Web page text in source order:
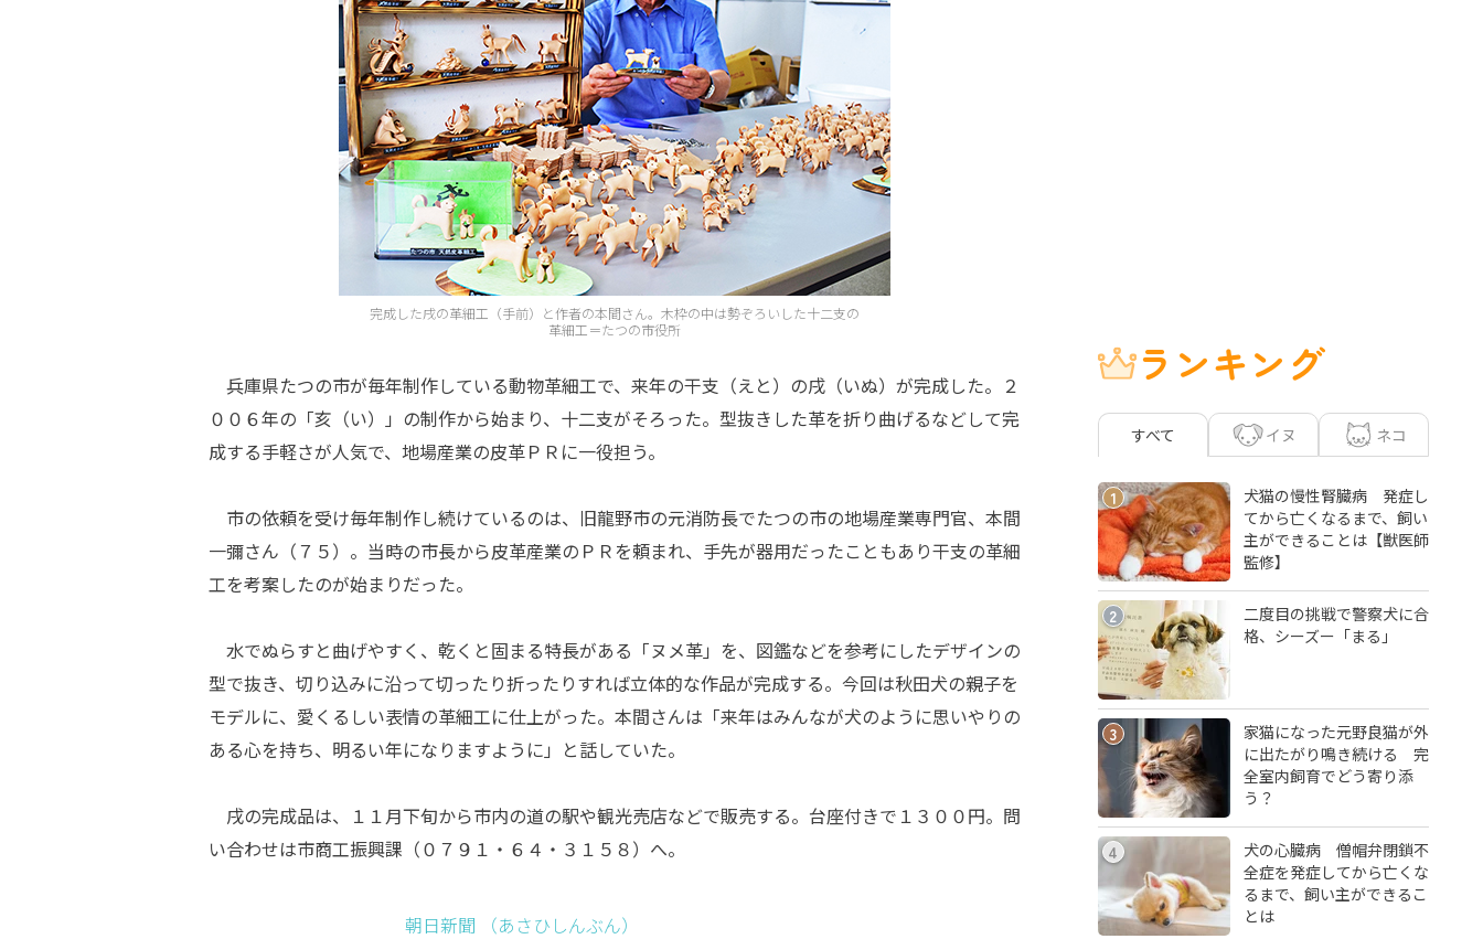
完成した戌の革細工（手前）と作者の本間さん。木枠の中は勢ぞろいした十二支の
革細工＝たつの市役所
兵庫県たつの市が毎年制作している動物革細工で、来年の干支（えと）の戌（いぬ）が完成した。２
００６年の「亥（い）」の制作から始まり、十二支がそろった。型抜きした革を折り曲げるなどして完
成する手軽さが人気で、地場産業の皮革ＰＲに一役担う。
市の依頼を受け毎年制作し続けているのは、旧龍野市の元消防長でたつの市の地場産業専門官、本間
一彌さん（７５）。当時の市長から皮革産業のＰＲを頼まれ、手先が器用だったこともあり干支の革細
工を考案したのが始まりだった。
水でぬらすと曲げやすく、乾くと固まる特長がある「ヌメ革」を、図鑑などを参考にしたデザインの
型で抜き、切り込みに沿って切ったり折ったりすれば立体的な作品が完成する。今回は秋田犬の親子を
モデルに、愛くるしい表情の革細工に仕上がった。本間さんは「来年はみんなが犬のように思いやりの
ある心を持ち、明るい年になりますように」と話していた。
戌の完成品は、１１月下旬から市内の道の駅や観光売店などで販売する。台座付きで１３００円。問
い合わせは市商工振興課（０７９１・６４・３１５８）へ。
朝日新聞 （あさひしんぶん）
ランキング
すべて イヌ ネコ
1
犬猫の慢性腎臓病 発症し
てから亡くなるまで、飼い
主ができることは【獣医師
監修】
2
二度目の挑戦で警察犬に合
格、シーズー「まる」
3
家猫になった元野良猫が外
に出たがり鳴き続ける 完
全室内飼育でどう寄り添
う？
4
犬の心臓病 僧帽弁閉鎖不
全症を発症してから亡くな
るまで、飼い主ができるこ
とは